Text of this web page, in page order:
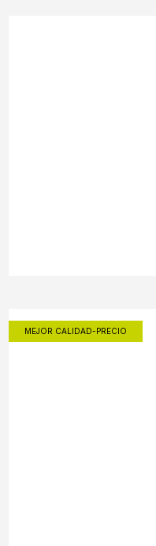
MEJOR CALIDAD-PRECIO